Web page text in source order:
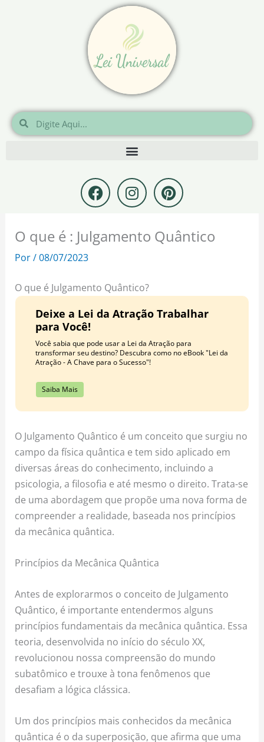
Pesquisar
Pesquisar
F
a
c
e
b
k
I
n
s
t
a
a
m
P
i
n
t
e
t
O que é : Julgamento Quântico
Por/08/07/2023
O que é Julgamento Quântico?
Deixe a Lei da Atração Trabalhar
para Você!
Você sabia que pode usar a Lei da Atração para
transformar seu destino? Descubra como no eBook "Lei da
Atração - A Chave para o Sucesso"!
Saiba Mais
O Julgamento Quântico é um conceito que surgiu no
campo da física quântica e tem sido aplicado em
diversas áreas do conhecimento, incluindo a
psicologia, a filosofia e até mesmo o direito. Trata-se
de uma abordagem que propõe uma nova forma de
compreender a realidade, baseada nos princípios
da mecânica quântica.
Princípios da Mecânica Quântica
Antes de explorarmos o conceito de Julgamento
Quântico, é importante entendermos alguns
princípios fundamentais da mecânica quântica. Essa
teoria, desenvolvida no início do século XX,
revolucionou nossa compreensão do mundo
subatômico e trouxe à tona fenômenos que
desafiam a lógica clássica.
Um dos princípios mais conhecidos da mecânica
quântica é o da superposição, que afirma que uma